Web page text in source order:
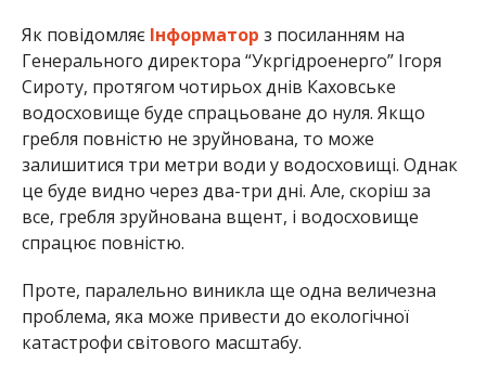
Як повідомляє Інформатор з посиланням на
Генерального директора “Укргідроенерго” Ігоря
Сироту, протягом чотирьох днів Каховське
водосховище буде спрацьоване до нуля. Якщо
гребля повністю не зруйнована, то може
залишитися три метри води у водосховищі. Однак
це буде видно через два-три дні. Але, скоріш за
все, гребля зруйнована вщент, і водосховище
спрацює повністю.
Проте, паралельно виникла ще одна величезна
проблема, яка може привести до екологічної
катастрофи світового масштабу.